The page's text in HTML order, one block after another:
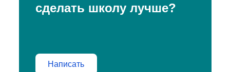
сделать школу лучше?
Написать